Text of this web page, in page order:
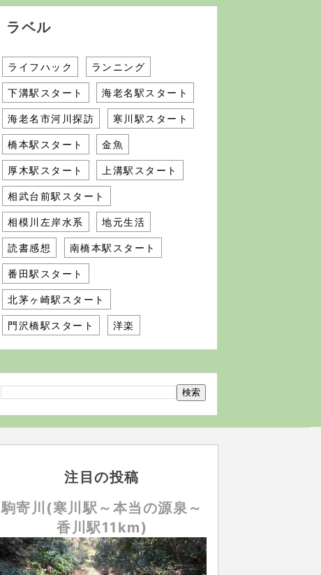
ラベル
ライフハック ランニング
下溝駅スタート 海老名駅スタート
海老名市河川探訪 寒川駅スタート
橋本駅スタート 金魚
厚木駅スタート 上溝駅スタート
相武台前駅スタート
相模川左岸水系 地元生活
読書感想 南橋本駅スタート
番田駅スタート
北茅ヶ崎駅スタート
門沢橋駅スタート 洋楽
注目の投稿
駒寄川(寒川駅～本当の源泉～
香川駅11km)